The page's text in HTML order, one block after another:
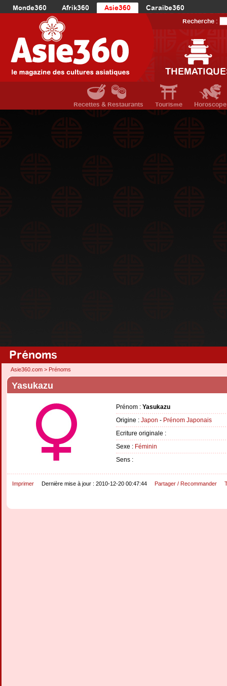
Monde360 Afrik360 Asie360
Caraibe360
Europe360
AmériqueDuNord360
Océanie360
Recherche :
Recettes & Restaurants Tourisme Horoscope
Prénoms
Asie360.com > Prénoms
Yasukazu
Prénom : Yasukazu
Origine : Japon - Prénom Japonais
Ecriture originale :
Sexe : Féminin
Sens :
Imprimer Dernière mise à jour : 2010-12-20 00:47:44 Partager / Recommander